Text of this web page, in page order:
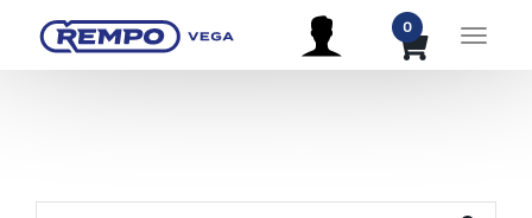
Menu
0